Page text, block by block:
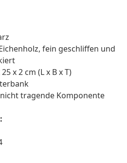
fein geschliffen und
x 2 cm (L x B x T)
tragende Komponente